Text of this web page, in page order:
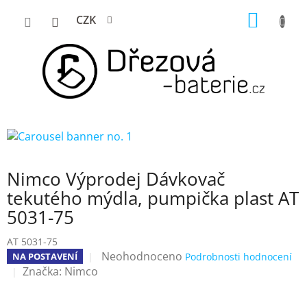
CZK
Nimco Výprodej Dávkovač
tekutého mýdla, pumpička plast AT
5031-75
AT 5031-75
NA POSTAVENÍ
Průměrné
Neohodnoceno Podrobnosti hodnocení
Značka: Nimco